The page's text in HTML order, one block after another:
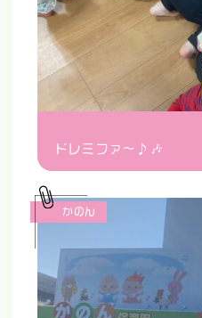
ドレミファ〜♪🎶
かのん